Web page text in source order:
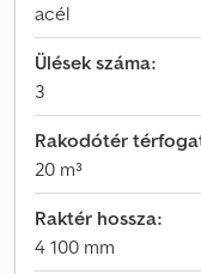
acél
Ülések száma:
3
Rakodótér
20 m³
Raktér hossza:
4 100 mm